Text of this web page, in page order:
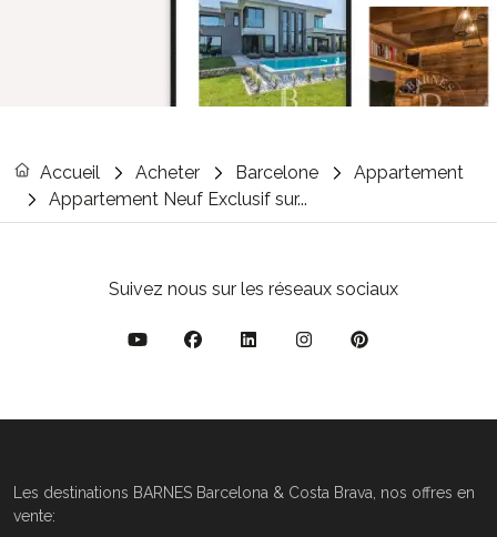
Accueil Acheter Barcelone
Appartement
Appartement Neuf Exclusif sur...
Suivez nous sur les réseaux sociaux
Les destinations BARNES Barcelona & Costa Brava, nos offres en
vente: